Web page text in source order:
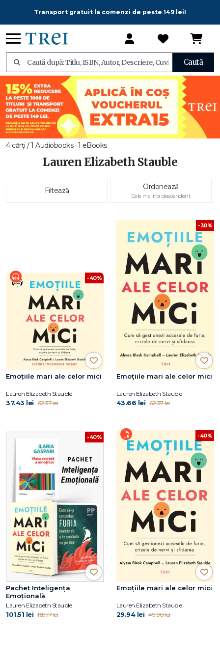
Transport gratuit la comenzi de peste 149 lei!
Caută
4 cărți / 1 Audiobooks · 1 eBooks
Lauren Elizabeth Stauble
Filtează Ordonează
Cele mai noi descendent
-40%
Emoțiile mari ale celor mici
Lauren Elizabeth Stauble
37.43 lei 62.37 lei
-30%
Emoțiile mari ale celor mici
Lauren Elizabeth Stauble
43.66 lei 62.37 lei
-40%
Pachet Inteligența
Emoțională
Lauren Elizabeth Stauble
101.51 lei 169.17 lei
-40%
Emoțiile mari ale celor mici
Lauren Elizabeth Stauble
29.94 lei 49.90 lei